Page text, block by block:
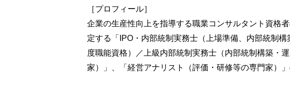
3 資本政策における株価算定方法
4 上場前の第三者割当等及び株式等の移動
5 従業員持株会の設立
6 ストックオプション制度
7 資本政策モデル
［プロフィール］
企業の生産性向上を指導する職業コンサルタント資格
定する「IPO・内部統制実務士（上場準備、内部統制
度職能資格）／上級内部統制実務士（内部統制構築・
家）」、「経営アナリスト（評価・研修等の専門家）